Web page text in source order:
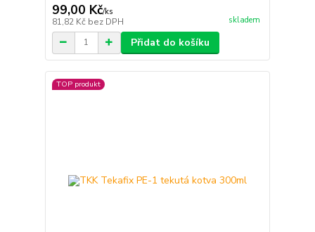
99,00 Kč/ks
81,82 Kč bez DPH skladem
Přidat do košíku
TOP produkt